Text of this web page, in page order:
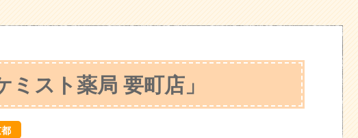
スト薬局 要町店」